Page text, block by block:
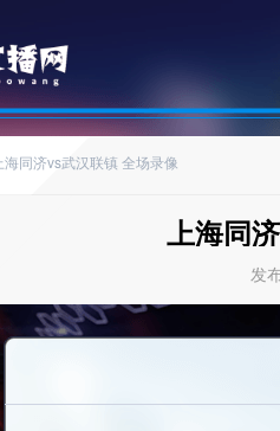
海同济vs武汉联镇 全场录像
上海同
发